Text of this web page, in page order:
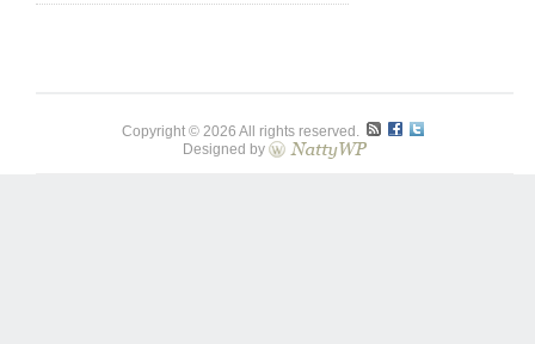
Copyright © 2026 All rights reserved.
Designed by